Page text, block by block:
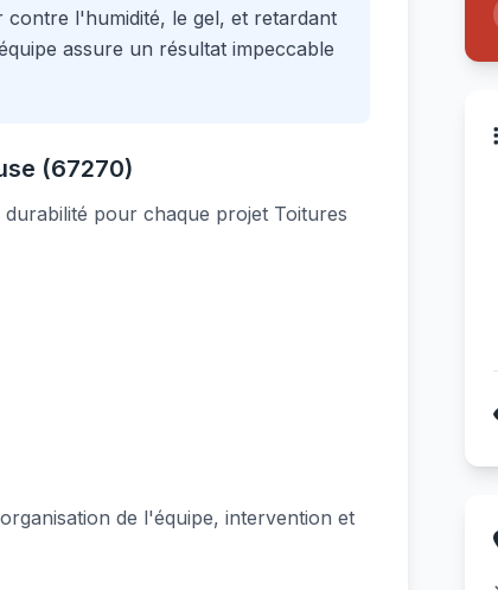
contre l'humidité, le gel, et retardant
assure un résultat impeccable
(67270)
pour chaque projet Toitures
de l'équipe, intervention et